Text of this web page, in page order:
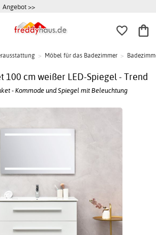
Angebot >>
> Möbel für das Badezimmer >
100 cm weißer LED-Spiegel - Trend
- Kommode und Spiegel mit Beleuchtung